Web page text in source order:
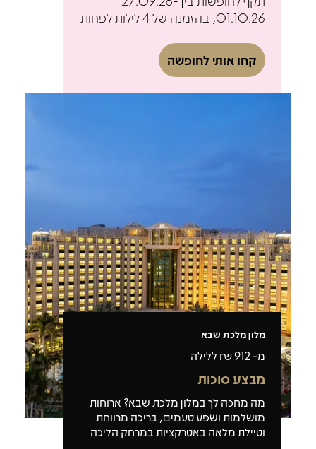
01.10.26, בהזמנה של 4 לילות לפחות
קחו אותי לחופשה
מלון מלכת שבא
מ- 912₪ ללילה
מבצע סוכות
מה מחכה לך במלון מלכת שבא? ארוחות
מושלמות ושפע טעמים, בריכה מרווחת
וטיילת מלאה באטרקציות במרחק הליכה